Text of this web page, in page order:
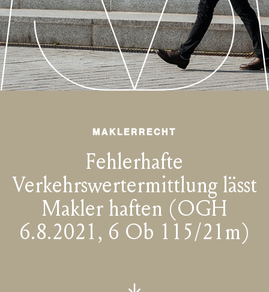
MAKLERRECHT
Fehlerhafte
Verkehrswertermittlung lässt
Makler haften (OGH
6.8.2021, 6 Ob 115/21m)